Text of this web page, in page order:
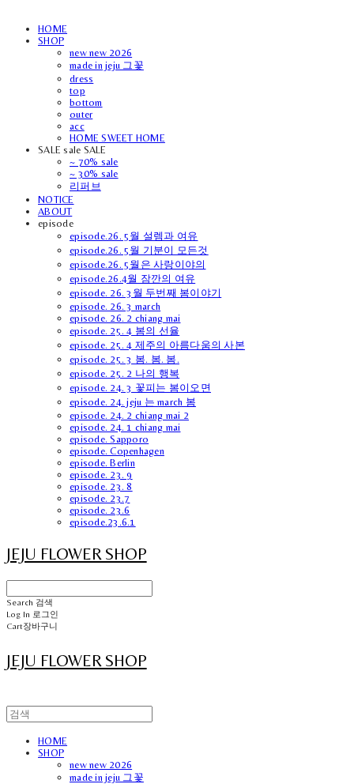
HOME
SHOP
new new 2026
made in jeju 그꽃
dress
top
bottom
outer
acc
HOME SWEET HOME
SALE sale SALE
~ 70% sale
~ 30% sale
리퍼브
NOTICE
ABOUT
episode
episode.26. 5월 설렘과 여유
episode.26. 5월 기분이 모든것
episode.26. 5월은 사랑이야의
episode.26.4월 잠깐의 여유
episode. 26. 3월 두번째 봄이야기
episode. 26. 3 march
episode. 26. 2 chiang mai
episode. 25. 4 봄의 선율
episode. 25. 4 제주의 아름다움의 사본
episode. 25. 3 봄. 봄. 봄.
episode. 25. 2 나의 행복
episode. 24. 3 꽃피는 봄이오면
episode. 24. jeju 는 march 봄
episode. 24. 2 chiang mai 2
episode. 24. 1 chiang mai
episode. Sapporo
episode. Copenhagen
episode. Berlin
episode. 23. 9
episode. 23. 8
episode. 23.7
episode. 23.6
episode.23.6.1
JEJU FLOWER SHOP
Search 검색
Log In 로그인
Cart장바구니
JEJU FLOWER SHOP
HOME
SHOP
new new 2026
made in jeju 그꽃